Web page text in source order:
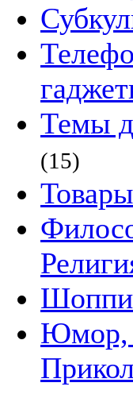
Темы
(15)
Юмор,